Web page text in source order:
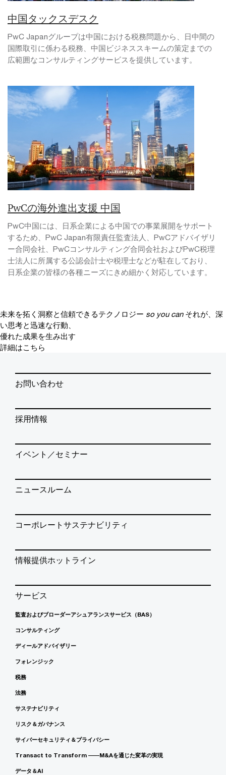
中国タックスデスク
PwC Japanグループは中国における税務問題から、日中間の
国際取引に係わる税務、中国ビジネススキームの策定までの
広範囲なコンサルティングサービスを提供しています。
PwCの海外進出支援 中国
PwC中国には、日系企業による中国での事業展開をサポート
するため、PwC Japan有限責任監査法人、PwCアドバイザリ
ー合同会社、PwCコンサルティング合同会社およびPwC税理
士法人に所属する公認会計士や税理士などが駐在しており、
日系企業の皆様の各種ニーズにきめ細かく対応しています。
未来を拓く洞察と信頼できるテクノロジー so you can それが、深
い思考と迅速な行動、
優れた成果を生み出す
詳細はこちら
お問い合わせ
採用情報
イベント／セミナー
ニュースルーム
コーポレートサステナビリティ
情報提供ホットライン
サービス
監査およびブローダーアシュアランスサービス（BAS）
コンサルティング
ディールアドバイザリー
フォレンジック
税務
法務
サステナビリティ
リスク＆ガバナンス
サイバーセキュリティ＆プライバシー
Transact to Transform ――M&Aを通じた変革の実現
データ＆AI